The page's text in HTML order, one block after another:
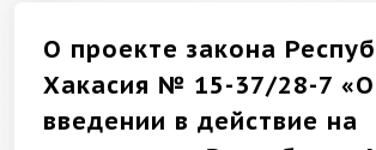
О проекте закона
Хакасия № 15-37/28-7 «О
введении в действие на